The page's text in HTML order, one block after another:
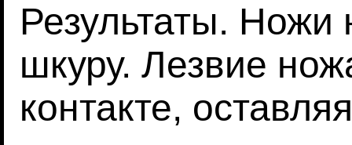
Результаты. Ножи
шкуру. Лезвие
контакте,